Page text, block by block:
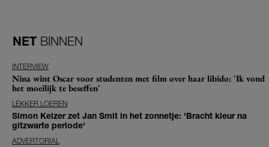
NET BINNEN
INTERVIEW
Nina wint Oscar voor studenten met film over haar libido: 'Ik vond
het moeilijk te beseffen'
LEKKER LOEREN
Simon Keizer zet Jan Smit in het zonnetje: 'Bracht kleur na
gitzwarte periode'
ADVERTORIAL